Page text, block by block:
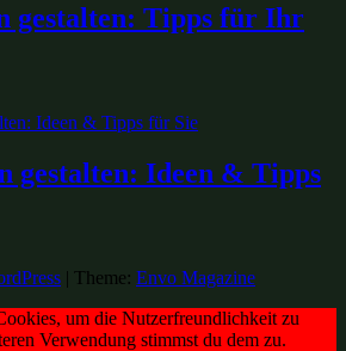
gestalten: Tipps für Ihr
gestalten: Ideen & Tipps
| Theme: Envo Magazine
um die Nutzerfreundlichkeit zu
Verwendung stimmst du dem zu.